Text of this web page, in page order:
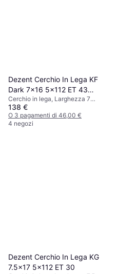
Dezent Cerchio In Lega KF
Dark 7x16 5x112 ET 43
Black/Polished
Cerchio in lega, Larghezza 7
pollici, Diametro 16 pollici, Nero
138 €
O 3 pagamenti di 46,00 €
4 negozi
Dezent Cerchio In Lega KG
7.5x17 5x112 ET 30